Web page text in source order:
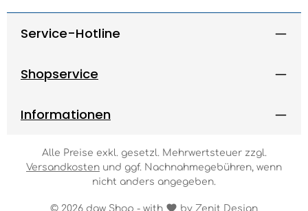
Service-Hotline
Shopservice
Informationen
© 2026 dgw Shop - with by Zenit Design
Alle Preise exkl. gesetzl. Mehrwertsteuer zzgl.
Versandkosten und ggf. Nachnahmegebühren, wenn
nicht anders angegeben.